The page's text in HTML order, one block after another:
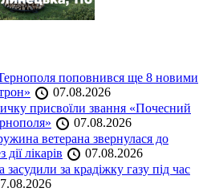
поповнився ще 8 новими
07.08.2026
присвоїли звання «Почесний
07.08.2026
ветерана звернулася до
лікарів
07.08.2026
за крадіжку газу під час